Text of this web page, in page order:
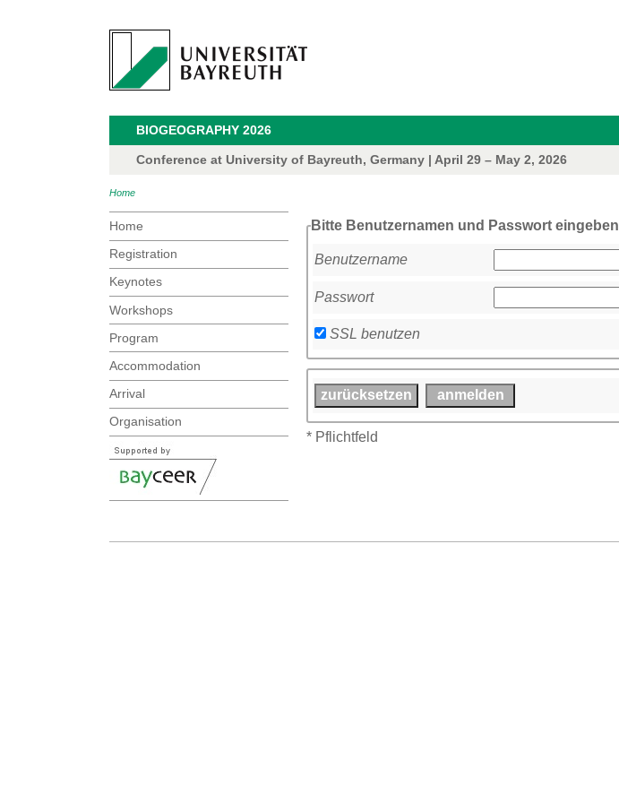
BIOGEOGRAPHY 2026
Conference at University of Bayreuth, Germany | April 29 – May 2, 2026
Home
Home
Registration
Keynotes
Workshops
Program
Accommodation
Arrival
Organisation
Bitte Benutzernamen und Passwort eingeben
Benutzername
Passwort
SSL benutzen
* Pflichtfeld